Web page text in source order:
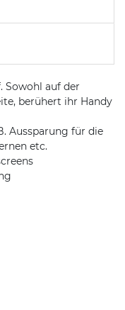
Sowohl auf der
berühert ihr Handy
Aussparung für die
etc.